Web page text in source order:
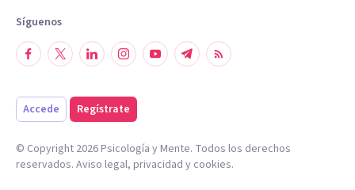
Síguenos
Accede Regístrate
© Copyright 2026Psicología y Mente. Todos los derechos
reservados. Aviso legal, privacidad y cookies.